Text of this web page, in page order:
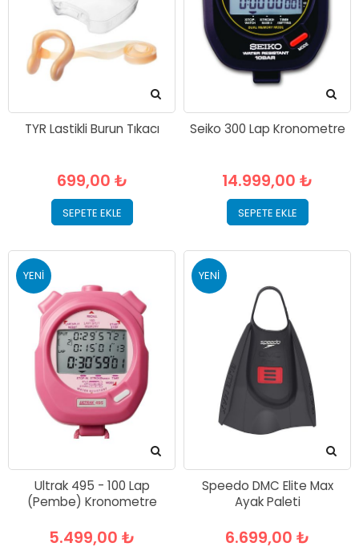
TYR Lastikli Burun Tıkacı
699,00 ₺
SEPETE EKLE
Seiko 300 Lap Kronometre
14.999,00 ₺
SEPETE EKLE
YENI
Ultrak 495 - 100 Lap
(Pembe) Kronometre
5.499,00 ₺
YENI
Speedo DMC Elite Max
Ayak Paleti
6.699,00 ₺